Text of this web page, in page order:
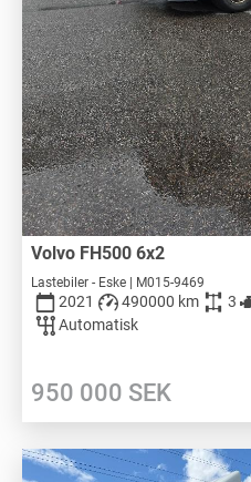
Volvo FH500 6x2
Lastebiler - Eske | M015-9469
2021 490000 km 3
Automatisk
950 000 SEK